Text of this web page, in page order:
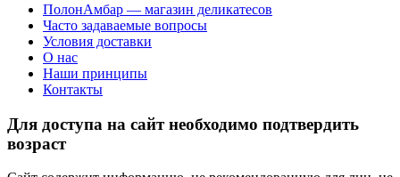
ПолонАмбар — магазин деликатесов
Часто задаваемые вопросы
Условия доставки
О нас
Наши принципы
Контакты
Для доступа на сайт необходимо подтвердить
возраст